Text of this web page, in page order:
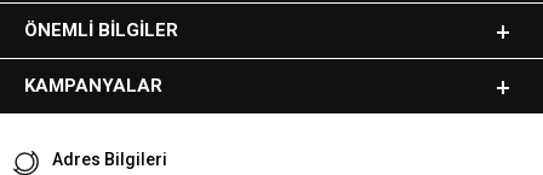
ÖNEMLI BILGILER
KAMPANYALAR
Adres Bilgileri